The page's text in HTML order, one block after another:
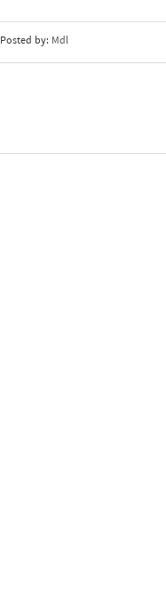
Posted by: Mdl